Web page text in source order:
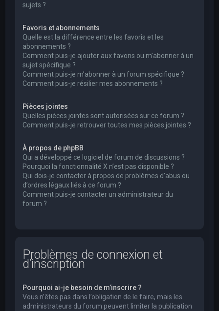
sujets ?
Favoris et abonnements
Quelle est la différence entre les favoris et les
abonnements ?
Comment puis-je ajouter aux favoris ou m’abonner à un
sujet spécifique ?
Comment puis-je m’abonner à un forum spécifique ?
Comment puis-je résilier mes abonnements ?
Pièces jointes
Quelles pièces jointes sont autorisées sur ce forum ?
Comment puis-je retrouver toutes mes pièces jointes ?
À propos de phpBB
Qui a développé ce logiciel de forum de discussions ?
Pourquoi la fonctionnalité X n’est pas disponible ?
Qui dois-je contacter à propos de problèmes d’abus ou
d’ordres légaux liés à ce forum ?
Comment puis-je contacter un administrateur du
forum ?
Problèmes de connexion et
d’inscription
Pourquoi ai-je besoin de m’inscrire ?
Vous n’êtes pas dans l’obligation de le faire, mais les
administrateurs du forum peuvent limiter la publication